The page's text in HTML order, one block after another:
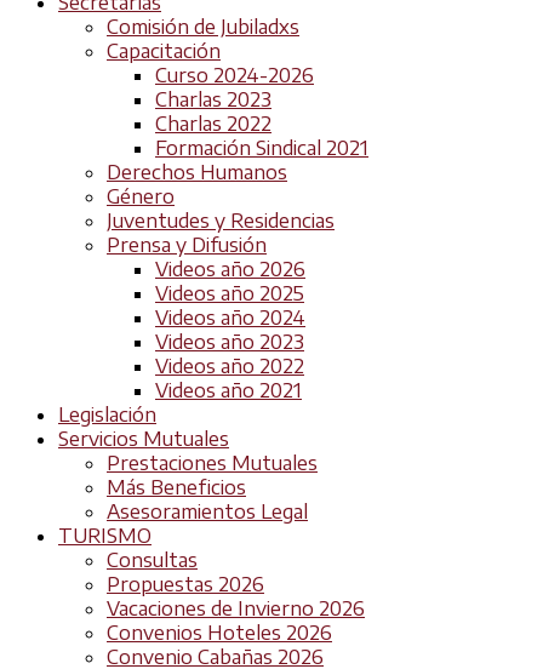
Comisión de Jubiladxs
Capacitación
Curso 2024-2026
Charlas 2023
Charlas 2022
Formación Sindical 2021
Derechos Humanos
Género
Juventudes y Residencias
Prensa y Difusión
Videos año 2026
Videos año 2025
Videos año 2024
Videos año 2023
Videos año 2022
Videos año 2021
Legislación
Servicios Mutuales
Prestaciones Mutuales
Más Beneficios
Asesoramientos Legal
TURISMO
Consultas
Propuestas 2026
Vacaciones de Invierno 2026
Convenios Hoteles 2026
Convenio Cabañas 2026